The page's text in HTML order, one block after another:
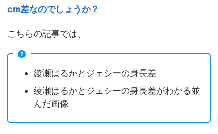
cm差なのでしょうか？
こちらの記事では、
綾瀬はるかとジェシーの身長差
綾瀬はるかとジェシーの身長差がわかる並
んだ画像